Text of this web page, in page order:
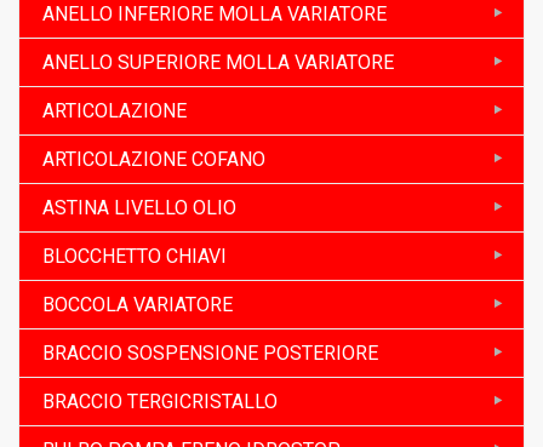
ANELLO INFERIORE MOLLA VARIATORE
ANELLO SUPERIORE MOLLA VARIATORE
ARTICOLAZIONE
ARTICOLAZIONE COFANO
ASTINA LIVELLO OLIO
BLOCCHETTO CHIAVI
BOCCOLA VARIATORE
BRACCIO SOSPENSIONE POSTERIORE
BRACCIO TERGICRISTALLO